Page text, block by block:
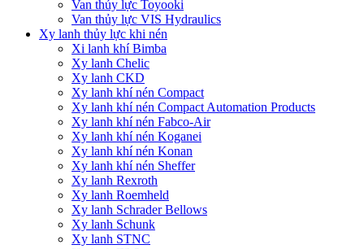
Van thủy lực Toyooki
Van thủy lực VIS Hydraulics
Xy lanh thủy lực khi nén
Xi lanh khí Bimba
Xy lanh Chelic
Xy lanh CKD
Xy lanh khí nén Compact
Xy lanh khí nén Compact Automation Products
Xy lanh khí nén Fabco-Air
Xy lanh khí nén Koganei
Xy lanh khí nén Konan
Xy lanh khí nén Sheffer
Xy lanh Rexroth
Xy lanh Roemheld
Xy lanh Schrader Bellows
Xy lanh Schunk
Xy lanh STNC